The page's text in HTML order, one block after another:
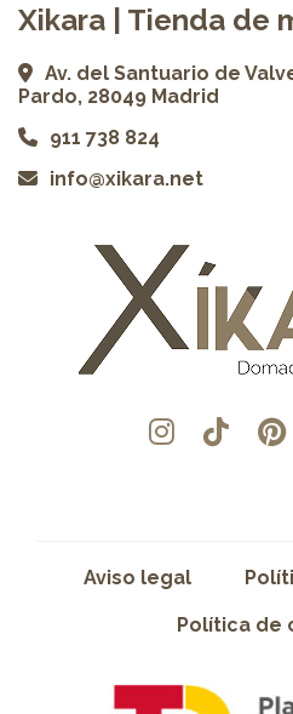
Xikara | Tienda de
Av. del Santuario de
Pardo, 28049 Madrid
911 738 824
info@xikara.net
Aviso legal
Política de